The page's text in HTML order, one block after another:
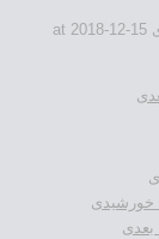
at 2018-12-15
خورشیدی
بعدی